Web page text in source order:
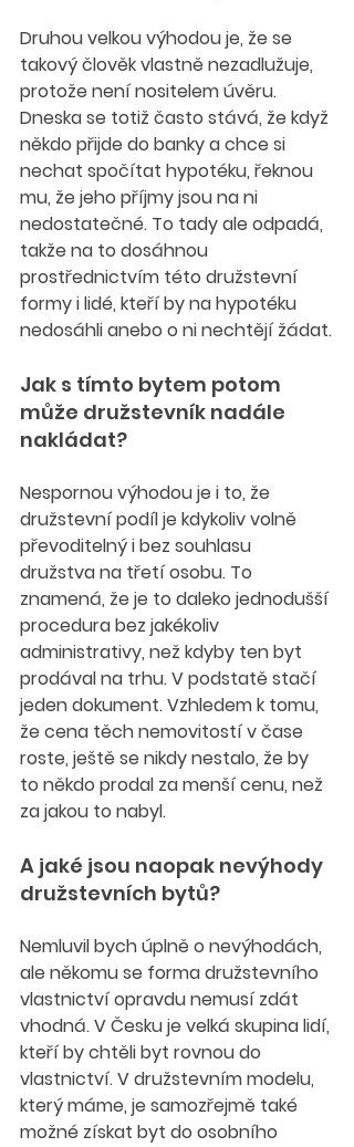
Druhou velkou výhodou je, že se
takový člověk vlastně nezadlužuje,
protože není nositelem úvěru.
Dneska se totiž často stává, že když
někdo přijde do banky a chce si
nechat spočítat hypotéku, řeknou
mu, že jeho příjmy jsou na ni
nedostatečné. To tady ale odpadá,
takže na to dosáhnou
prostřednictvím této družstevní
formy i lidé, kteří by na hypotéku
nedosáhli anebo o ni nechtějí žádat.
Jak s tímto bytem potom
může družstevník nadále
nakládat?
Nespornou výhodou je i to, že
družstevní podíl je kdykoliv volně
převoditelný i bez souhlasu
družstva na třetí osobu. To
znamená, že je to daleko jednodušší
procedura bez jakékoliv
administrativy, než kdyby ten byt
prodával na trhu. V podstatě stačí
jeden dokument. Vzhledem k tomu,
že cena těch nemovitostí v čase
roste, ještě se nikdy nestalo, že by
to někdo prodal za menší cenu, než
za jakou to nabyl.
A jaké jsou naopak nevýhody
družstevních bytů?
Nemluvil bych úplně o nevýhodách,
ale někomu se forma družstevního
vlastnictví opravdu nemusí zdát
vhodná. V Česku je velká skupina lidí,
kteří by chtěli byt rovnou do
vlastnictví. V družstevním modelu,
který máme, je samozřejmě také
možné získat byt do osobního